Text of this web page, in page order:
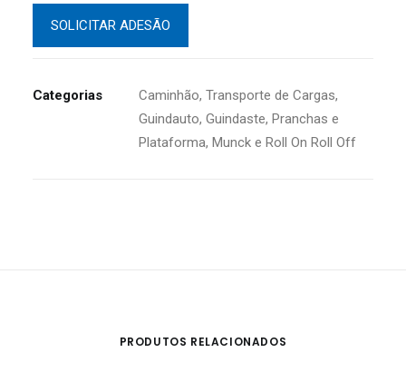
SOLICITAR ADESÃO
Categorias Caminhão, Transporte de Cargas,
Guindauto, Guindaste, Pranchas e
Plataforma, Munck e Roll On Roll Off
PRODUTOS RELACIONADOS